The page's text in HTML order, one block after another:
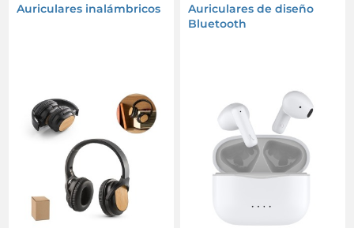
Auriculares inalámbricos
Auriculares de diseño
Bluetooth